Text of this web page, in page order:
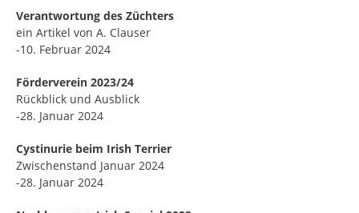
Verantwortung des Züchters
ein Artikel von A. Clauser
-10. Februar 2024
Förderverein 2023/24
Rückblick und Ausblick
-28. Januar 2024
Cystinurie beim Irish Terrier
Zwischenstand Januar 2024
-28. Januar 2024